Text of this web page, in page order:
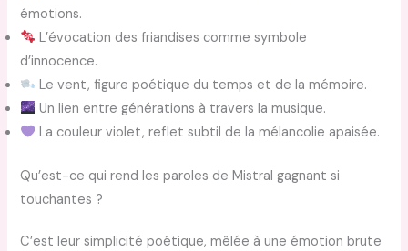
émotions.
L’évocation des friandises comme symbole
d’innocence.
Le vent, figure poétique du temps et de la mémoire.
Un lien entre générations à travers la musique.
La couleur violet, reflet subtil de la mélancolie apaisée.
Qu’est-ce qui rend les paroles de Mistral gagnant si
touchantes ?
C’est leur simplicité poétique, mêlée à une émotion brute